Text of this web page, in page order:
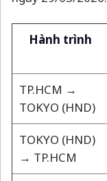
Hành trình
TP.HCM →
TOKYO (HND)
TOKYO (HND)
→ TP.HCM